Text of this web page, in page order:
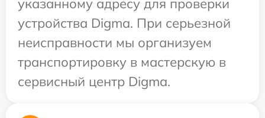
указанному адресу для проверки
устройства Digma. При серьезной
неисправности мы организуем
транспортировку в мастерскую в
сервисный центр Digma.